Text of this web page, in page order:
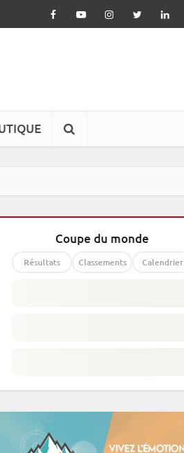
Coupe du monde
Résultats Classements Calendrier